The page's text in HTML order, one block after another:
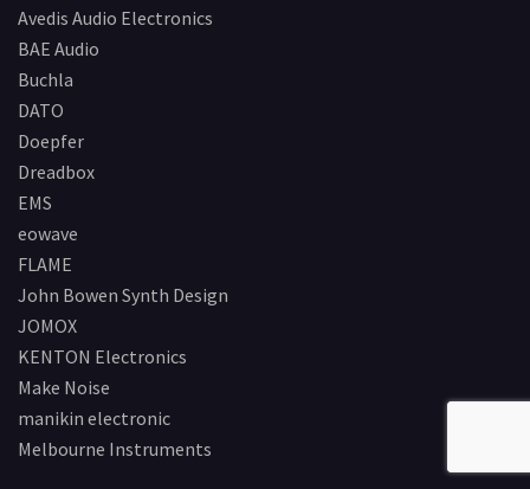
Avedis Audio Electronics
BAE Audio
Buchla
DATO
Doepfer
Dreadbox
EMS
eowave
FLAME
John Bowen Synth Design
JOMOX
KENTON Electronics
Make Noise
manikin electronic
Melbourne Instruments